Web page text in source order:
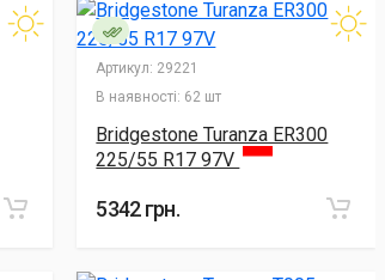
Артикул: 29221
В наявності: 62 шт
Bridgestone Turanza ER300
225/55 R17 97V
5342 грн.